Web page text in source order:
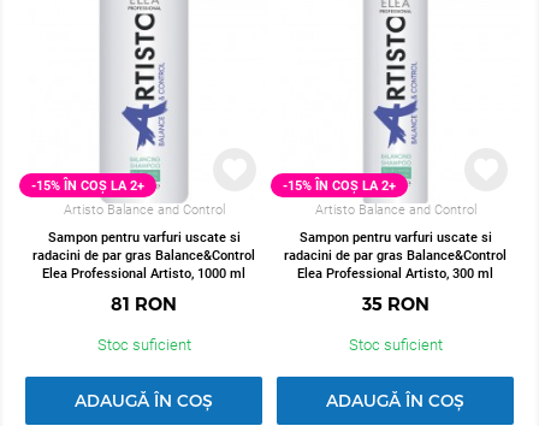
-15% ÎN COȘ LA 2+
Artisto Balance and Control
Sampon pentru varfuri uscate si
radacini de par gras Balance&Control
Elea Professional Artisto, 1000 ml
81 RON
Stoc suficient
ADAUGĂ ÎN COȘ
-15% ÎN COȘ LA 2+
Artisto Balance and Control
Sampon pentru varfuri uscate si
radacini de par gras Balance&Control
Elea Professional Artisto, 300 ml
35 RON
Stoc suficient
ADAUGĂ ÎN COȘ